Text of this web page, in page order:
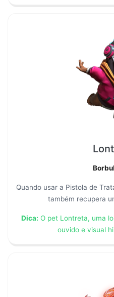
Quando usar a Pistola de
também recupera
Dica: O pet Lontreta, uma
ouvido e visual